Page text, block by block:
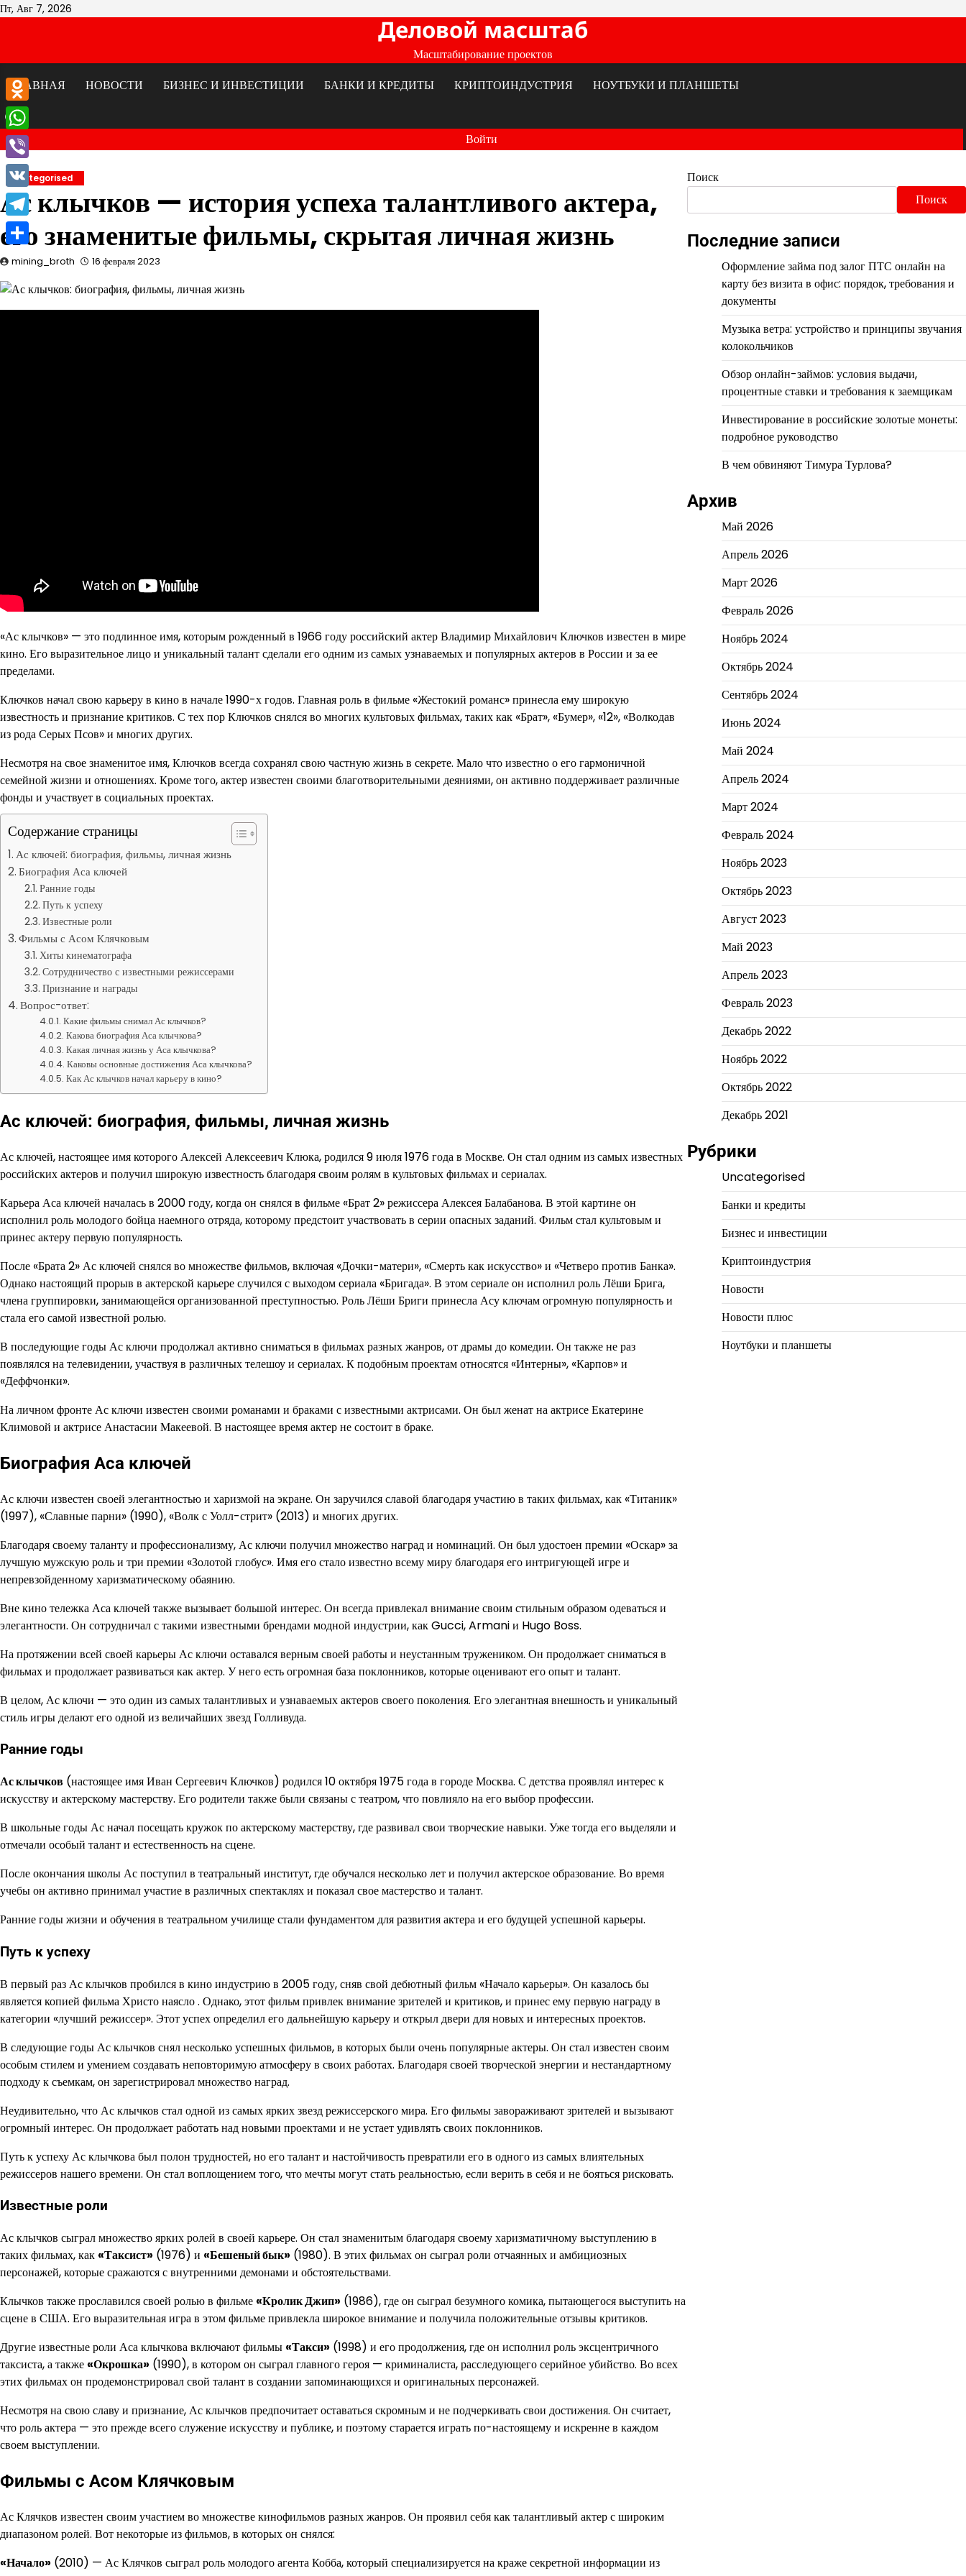
Перейти
Пт, Авг 7, 2026
Деловой масштаб
Масштабирование проектов
ГЛАВНАЯ
НОВОСТИ БИЗНЕС И ИНВЕСТИЦИИ БАНКИ И КРЕДИТЫ КРИПТОИНДУСТРИЯ НОУТБУКИ И ПЛАНШЕТЫ
Войти
Uncategorised
Ас клычков — история успеха талантливого актера,
его знаменитые фильмы, скрытая личная жизнь
mining_broth 16 февраля 2023
«Ас клычков» — это подлинное имя, которым рожденный в 1966 году российский актер Владимир Михайлович Ключков известен в мире
кино. Его выразительное лицо и уникальный талант сделали его одним из самых узнаваемых и популярных актеров в России и за ее
пределами.
Ключков начал свою карьеру в кино в начале 1990-х годов. Главная роль в фильме «Жестокий романс» принесла ему широкую
известность и признание критиков. С тех пор Ключков снялся во многих культовых фильмах, таких как «Брат», «Бумер», «12», «Волкодав
из рода Серых Псов» и многих других.
Несмотря на свое знаменитое имя, Ключков всегда сохранял свою частную жизнь в секрете. Мало что известно о его гармоничной
семейной жизни и отношениях. Кроме того, актер известен своими благотворительными деяниями, он активно поддерживает различные
фонды и участвует в социальных проектах.
Содержание страницы
Ас ключей: биография, фильмы, личная жизнь
Биография Аса ключей
Ранние годы
Путь к успеху
Известные роли
Фильмы с Асом Клячковым
Хиты кинематографа
Сотрудничество с известными режиссерами
Признание и награды
Вопрос-ответ:
Какие фильмы снимал Ас клычков?
Какова биография Аса клычкова?
Какая личная жизнь у Аса клычкова?
Каковы основные достижения Аса клычкова?
Как Ас клычков начал карьеру в кино?
Ас ключей: биография, фильмы, личная жизнь
Ас ключей, настоящее имя которого Алексей Алексеевич Клюка, родился 9 июля 1976 года в Москве. Он стал одним из самых известных
российских актеров и получил широкую известность благодаря своим ролям в культовых фильмах и сериалах.
Карьера Аса ключей началась в 2000 году, когда он снялся в фильме «Брат 2» режиссера Алексея Балабанова. В этой картине он
исполнил роль молодого бойца наемного отряда, которому предстоит участвовать в серии опасных заданий. Фильм стал культовым и
принес актеру первую популярность.
После «Брата 2» Ас ключей снялся во множестве фильмов, включая «Дочки-матери», «Смерть как искусство» и «Четверо против Банка».
Однако настоящий прорыв в актерской карьере случился с выходом сериала «Бригада». В этом сериале он исполнил роль Лёши Брига,
члена группировки, занимающейся организованной преступностью. Роль Лёши Бриги принесла Асу ключам огромную популярность и
стала его самой известной ролью.
В последующие годы Ас ключи продолжал активно сниматься в фильмах разных жанров, от драмы до комедии. Он также не раз
появлялся на телевидении, участвуя в различных телешоу и сериалах. К подобным проектам относятся «Интерны», «Карпов» и
«Деффчонки».
На личном фронте Ас ключи известен своими романами и браками с известными актрисами. Он был женат на актрисе Екатерине
Климовой и актрисе Анастасии Макеевой. В настоящее время актер не состоит в браке.
Биография Аса ключей
Ас ключи известен своей элегантностью и харизмой на экране. Он заручился славой благодаря участию в таких фильмах, как «Титаник»
(1997), «Славные парни» (1990), «Волк с Уолл-стрит» (2013) и многих других.
Благодаря своему таланту и профессионализму, Ас ключи получил множество наград и номинаций. Он был удостоен премии «Оскар» за
лучшую мужскую роль и три премии «Золотой глобус». Имя его стало известно всему миру благодаря его интригующей игре и
непревзойденному харизматическому обаянию.
Вне кино тележка Аса ключей также вызывает большой интерес. Он всегда привлекал внимание своим стильным образом одеваться и
элегантности. Он сотрудничал с такими известными брендами модной индустрии, как Gucci, Armani и Hugo Boss.
На протяжении всей своей карьеры Ас ключи оставался верным своей работы и неустанным тружеником. Он продолжает сниматься в
фильмах и продолжает развиваться как актер. У него есть огромная база поклонников, которые оценивают его опыт и талант.
В целом, Ас ключи — это один из самых талантливых и узнаваемых актеров своего поколения. Его элегантная внешность и уникальный
стиль игры делают его одной из величайших звезд Голливуда.
Ранние годы
Ас клычков (настоящее имя Иван Сергеевич Ключков) родился 10 октября 1975 года в городе Москва. С детства проявлял интерес к
искусству и актерскому мастерству. Его родители также были связаны с театром, что повлияло на его выбор профессии.
В школьные годы Ас начал посещать кружок по актерскому мастерству, где развивал свои творческие навыки. Уже тогда его выделяли и
отмечали особый талант и естественность на сцене.
После окончания школы Ас поступил в театральный институт, где обучался несколько лет и получил актерское образование. Во время
учебы он активно принимал участие в различных спектаклях и показал свое мастерство и талант.
Ранние годы жизни и обучения в театральном училище стали фундаментом для развития актера и его будущей успешной карьеры.
Путь к успеху
В первый раз Ас клычков пробился в кино индустрию в 2005 году, сняв свой дебютный фильм «Начало карьеры». Он казалось бы
является копией фильма Христо наясло . Однако, этот фильм привлек внимание зрителей и критиков, и принес ему первую награду в
категории «лучший режиссер». Этот успех определил его дальнейшую карьеру и открыл двери для новых и интересных проектов.
В следующие годы Ас клычков снял несколько успешных фильмов, в которых были очень популярные актеры. Он стал известен своим
особым стилем и умением создавать неповторимую атмосферу в своих работах. Благодаря своей творческой энергии и нестандартному
подходу к съемкам, он зарегистрировал множество наград.
Неудивительно, что Ас клычков стал одной из самых ярких звезд режиссерского мира. Его фильмы завораживают зрителей и вызывают
огромный интерес. Он продолжает работать над новыми проектами и не устает удивлять своих поклонников.
Путь к успеху Ас клычкова был полон трудностей, но его талант и настойчивость превратили его в одного из самых влиятельных
режиссеров нашего времени. Он стал воплощением того, что мечты могут стать реальностью, если верить в себя и не бояться рисковать.
Известные роли
Ас клычков сыграл множество ярких ролей в своей карьере. Он стал знаменитым благодаря своему харизматичному выступлению в
таких фильмах, как «Таксист» (1976) и «Бешеный бык» (1980). В этих фильмах он сыграл роли отчаянных и амбициозных
персонажей, которые сражаются с внутренними демонами и обстоятельствами.
Клычков также прославился своей ролью в фильме «Кролик Джип» (1986), где он сыграл безумного комика, пытающегося выступить на
сцене в США. Его выразительная игра в этом фильме привлекла широкое внимание и получила положительные отзывы критиков.
Другие известные роли Аса клычкова включают фильмы «Такси» (1998) и его продолжения, где он исполнил роль эксцентричного
таксиста, а также «Окрошка» (1990), в котором он сыграл главного героя — криминалиста, расследующего серийное убийство. Во всех
этих фильмах он продемонстрировал свой талант в создании запоминающихся и оригинальных персонажей.
Несмотря на свою славу и признание, Ас клычков предпочитает оставаться скромным и не подчеркивать свои достижения. Он считает,
что роль актера — это прежде всего служение искусству и публике, и поэтому старается играть по-настоящему и искренне в каждом
своем выступлении.
Фильмы с Асом Клячковым
Ас Клячков известен своим участием во множестве кинофильмов разных жанров. Он проявил себя как талантливый актер с широким
диапазоном ролей. Вот некоторые из фильмов, в которых он снялся:
«Начало» (2010) — Ас Клячков сыграл роль молодого агента Кобба, который специализируется на краже секретной информации из
Поиск
Поиск
Последние записи
Оформление займа под залог ПТС онлайн на
карту без визита в офис: порядок, требования и
документы
Музыка ветра: устройство и принципы звучания
колокольчиков
Обзор онлайн-займов: условия выдачи,
процентные ставки и требования к заемщикам
Инвестирование в российские золотые монеты:
подробное руководство
В чем обвиняют Тимура Турлова?
Архив
Май 2026
Апрель 2026
Март 2026
Февраль 2026
Ноябрь 2024
Октябрь 2024
Сентябрь 2024
Июнь 2024
Май 2024
Апрель 2024
Март 2024
Февраль 2024
Ноябрь 2023
Октябрь 2023
Август 2023
Май 2023
Апрель 2023
Февраль 2023
Декабрь 2022
Ноябрь 2022
Октябрь 2022
Декабрь 2021
Рубрики
Uncategorised
Банки и кредиты
Бизнес и инвестиции
Криптоиндустрия
Новости
Новости плюс
Ноутбуки и планшеты
Odnoklassniki
WhatsApp
Viber
VK
Telegram
Отправить